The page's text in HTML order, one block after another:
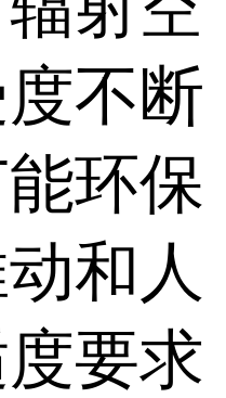
不断
环保
和人
要求